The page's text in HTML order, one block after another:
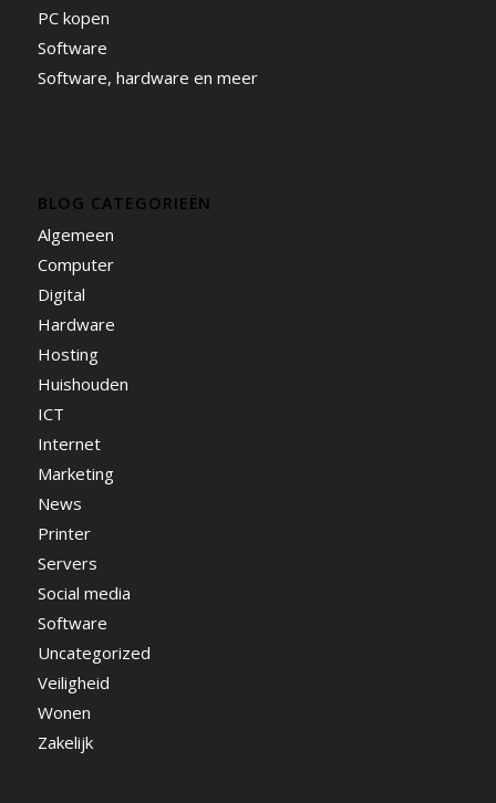
PC kopen
Software
Software, hardware en meer
BLOG CATEGORIEËN
Algemeen
Computer
Digital
Hardware
Hosting
Huishouden
ICT
Internet
Marketing
News
Printer
Servers
Social media
Software
Uncategorized
Veiligheid
Wonen
Zakelijk